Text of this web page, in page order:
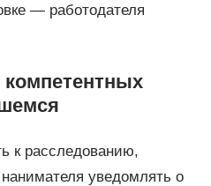
— работодателя
к расследованию,
уведомлять о